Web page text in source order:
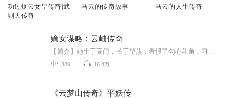
功过烟云女皇传奇|武
则天传奇
马云的传奇故事 马云的人生传奇
嫡女谋略：云岫传奇
389 16.4万
《云梦山传奇》平妖传